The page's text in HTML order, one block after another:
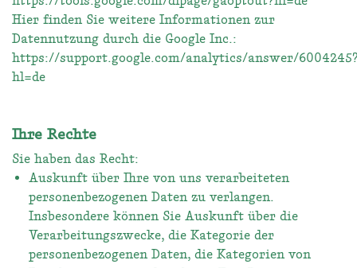
Hier finden Sie weitere Informationen zur
Datennutzung durch die Google Inc.:
https://support.google.com/analytics/answer/
hl=de
Ihre Rechte
Sie haben das Recht:
Auskunft über Ihre von uns verarbeiteten
personenbezogenen Daten zu verlangen.
Insbesondere können Sie Auskunft über die
Verarbeitungszwecke, die Kategorie der
personenbezogenen Daten, die Kategorien von